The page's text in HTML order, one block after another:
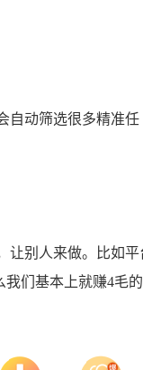
自动筛选很多精准任
让别人来做。比如平
我们基本上就赚4毛